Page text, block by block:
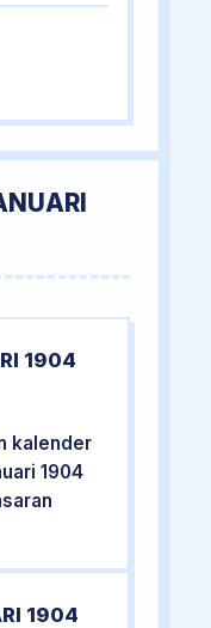
1904
kalender
1904
1904